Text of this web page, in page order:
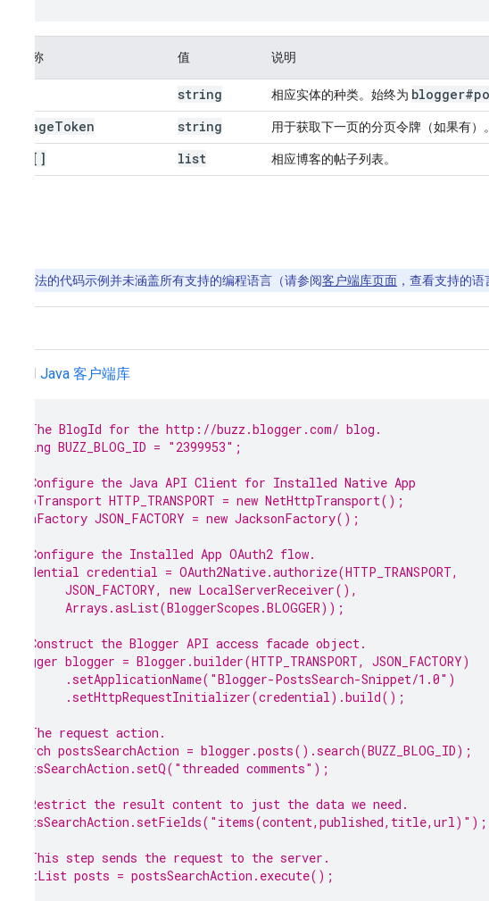
属性名称 值 说明
string 相应实体的种类。始终为
PageToken string 用于获取下一页的分页令牌（如果有）。
items[] list 相应博客的帖子列表。
此方法的代码示例并未涵盖所有支持的编程语言（请参阅客户端库页面 ，查看支持的语
使用 Java 客户端库
// The BlogId for the http://buzz.blogger.com/ blog .
String BUZZ_BLOG_ID = "2399953" ;
// Configure the Java API Client for Installed Native App
HttpTransport HTTP_TRANSPORT = new NetHttpTransport();
JsonFactory JSON_FACTORY = new JacksonFactory();
// Configure the Installed App OAuth2 flow.
Credential credential = OAuth2Native.authorize(HTTP_TRANSPORT,
JSON_FACTORY, new LocalServerReceiver(),
Arrays.asList(BloggerScopes.BLOGGER));
// Construct the Blogger API access facade object.
Blogger blogger = Blogger.builder(HTTP_TRANSPORT, JSON_FACTORY)
.setApplicationName( "Blogger-PostsSearch-Snippet/1.0" )
.setHttpRequestInitializer(credential).build();
// The request action.
Search postsSearchAction = blogger.posts().search(BUZZ_BLOG_ID);
postsSearchAction.setQ( "threaded comments" );
// Restrict the result content to just the data we need.
postsSearchAction.setFields( "items(content,published,title,url)" );
// This step sends the request to the server.
PostList posts = postsSearchAction.execute();